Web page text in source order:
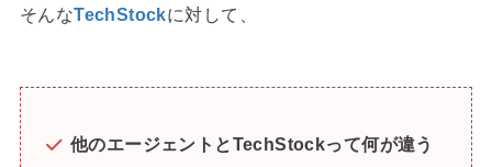
そんなTechStockに対して、
他のエージェントとTechStockって何が違う